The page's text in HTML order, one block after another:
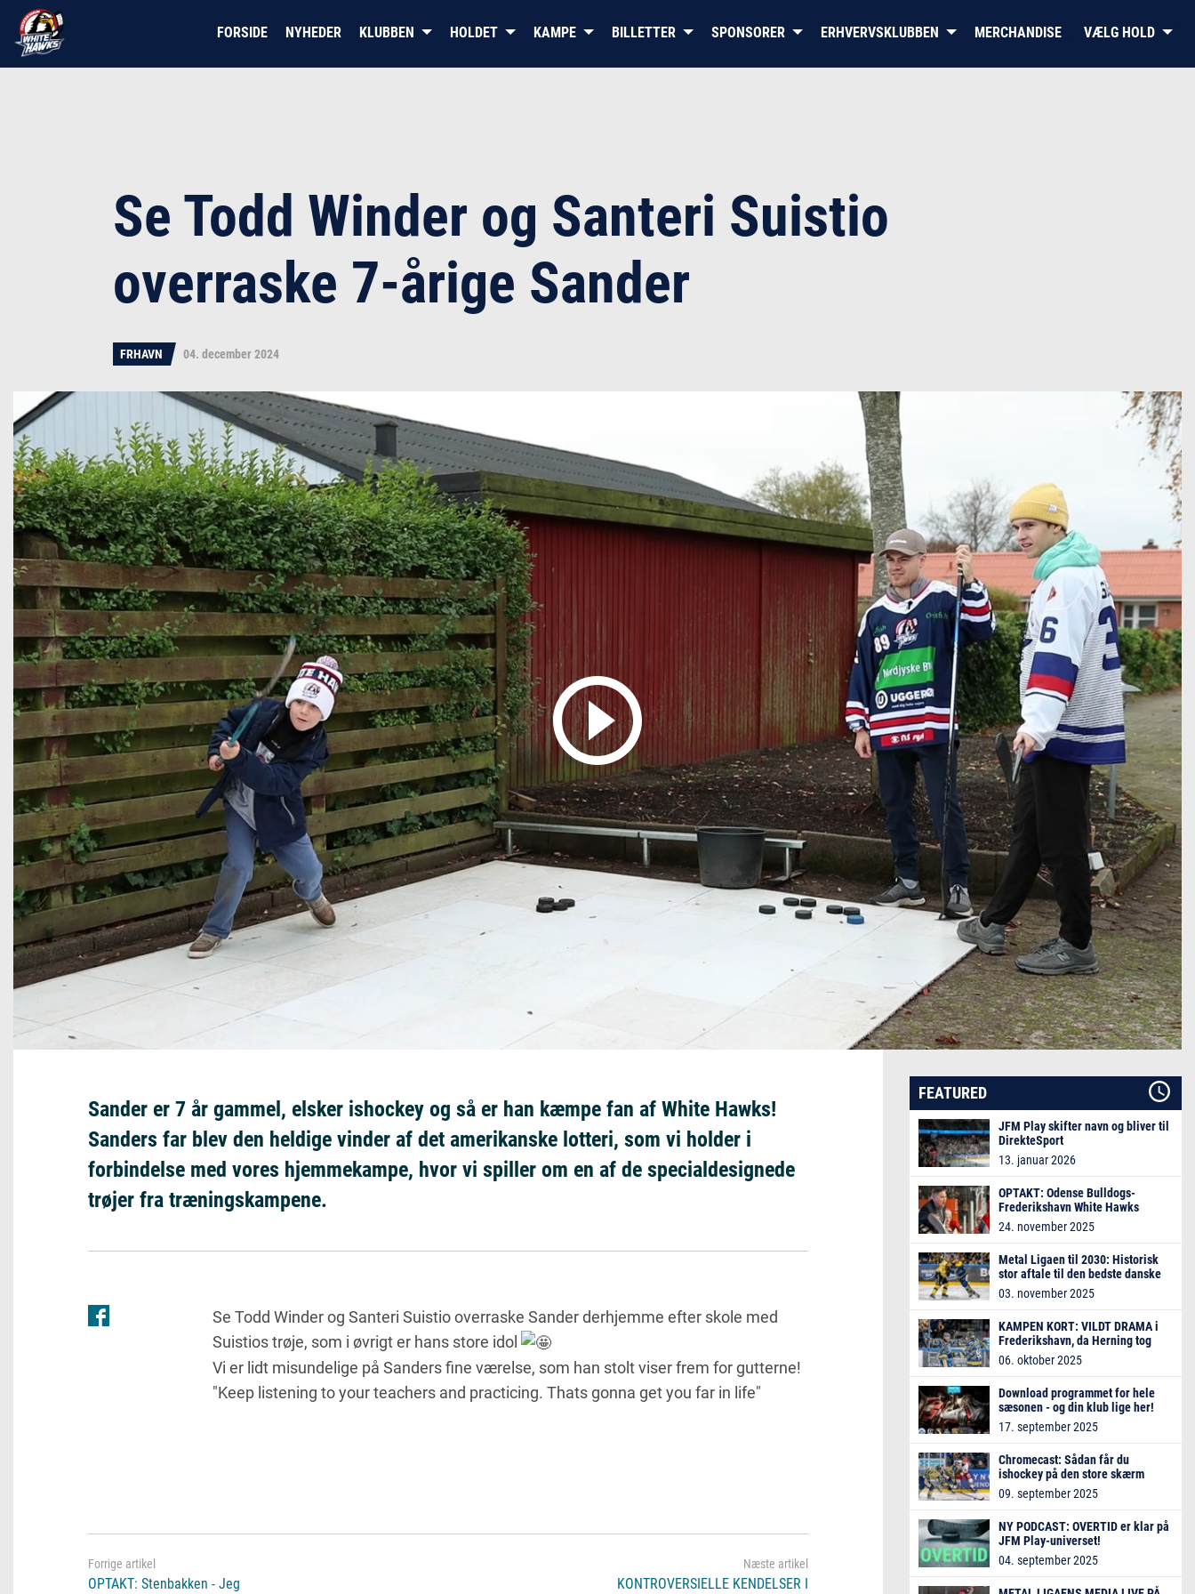
DET OFFICIELLE WEBSITE FORFREDERIKSHAVN WHITE HAWKS
FORSIDE NYHEDER KLUBBEN HOLDET KAMPE BILLETTER SPONSORER ERHVERVSKLUBBEN MERCHANDISE VÆLG HOLD
Se Todd Winder og Santeri Suistio
overraske 7-årige Sander
FRHAVN 04. december 2024
Sander er 7 år gammel, elsker ishockey og så er han kæmpe fan af White Hawks!
Sanders far blev den heldige vinder af det amerikanske lotteri, som vi holder i
forbindelse med vores hjemmekampe, hvor vi spiller om en af de specialdesignede
trøjer fra træningskampene.
Se Todd Winder og Santeri Suistio overraske Sander derhjemme efter skole med
Suistios trøje, som i øvrigt er hans store idol
Vi er lidt misundelige på Sanders fine værelse, som han stolt viser frem for gutterne!
"Keep listening to your teachers and practicing. Thats gonna get you far in life"
OPTAKT: Stenbakken - Jeg
KONTROVERSIELLE KENDELSER I
FEATURED
JFM Play skifter navn og bliver til
DirekteSport
13. januar 2026
OPTAKT: Odense Bulldogs-
Frederikshavn White Hawks
24. november 2025
Metal Ligaen til 2030: Historisk
stor aftale til den bedste danske
ishockeyliga
03. november 2025
KAMPEN KORT: VILDT DRAMA i
Frederikshavn, da Herning tog
alle tre point
06. oktober 2025
Download programmet for hele
sæsonen - og din klub lige her!
17. september 2025
Chromecast: Sådan får du
ishockey på den store skærm
09. september 2025
NY PODCAST: OVERTID er klar på
JFM Play-universet!
04. september 2025